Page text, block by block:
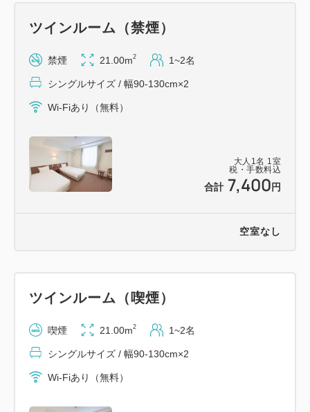
をダウンロード
2. アプリ内で必要な情報を入力し、新規登録
3. フロントにて、アプリの登録完了画面を提示して
ください
ご不明点があればお気軽にお問い合わせください。
＝＝＝＝＝＝＝＝＝＝＝＝＝＝＝＝＝＝＝＝＝＝＝＝
円で販売しております。
＜注意事項＞
タオル類、バスマットは初日のみお部屋にご用意して
います。
大人 1 名 1 室
税・手数料込
合計 7,400 円
ツインルーム（禁煙）
禁煙 21.00m2 1~2名
シングルサイズ / 幅90-130cm×2
Wi-Fiあり（無料）
空室なし
ツインルーム（喫煙）
喫煙 21.00m2 1~2名
シングルサイズ / 幅90-130cm×2
Wi-Fiあり（無料）